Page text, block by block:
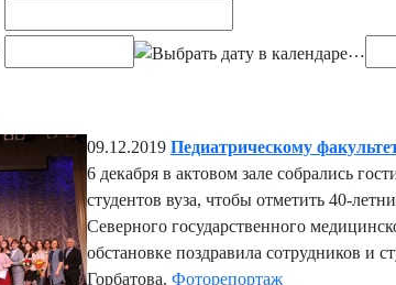
…
09.12.2019 Педиатрическому
6 декабря в актовом зале собрались
студентов вуза, чтобы отметить 40-
Северного государственного
обстановке поздравила сотрудников и
Горбатова. Фоторепортаж